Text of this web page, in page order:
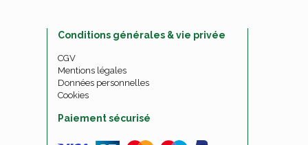
Conditions générales & vie privée
CGV
Mentions légales
Données personnelles
Cookies
Paiement sécurisé